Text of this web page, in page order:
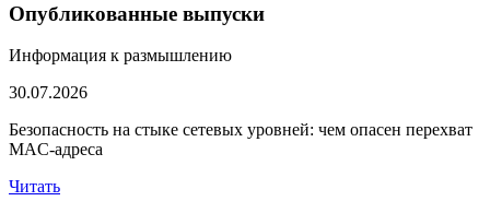
Опубликованные выпуски
Информация к размышлению
30.07.2026
Безопасность на стыке сетевых уровней: чем опасен перехват
MAC-адреса
Читать